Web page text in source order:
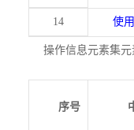
14 使
操作信息元素集
序号